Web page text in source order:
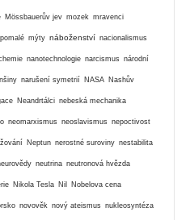
Mössbauerův jev mozek mravenci
mýty náboženství nacionalismus
nanotechnologie narcismus národní
narušení symetrií NASA Nashův
Neandrtálci nebeská mechanika
neomarxismus neoslavismus nepoctivost
Neptun nerostné suroviny nestabilita
neutrina neutronová hvězda
Nikola Tesla Nil Nobelova cena
novověk nový ateismus nukleosyntéza